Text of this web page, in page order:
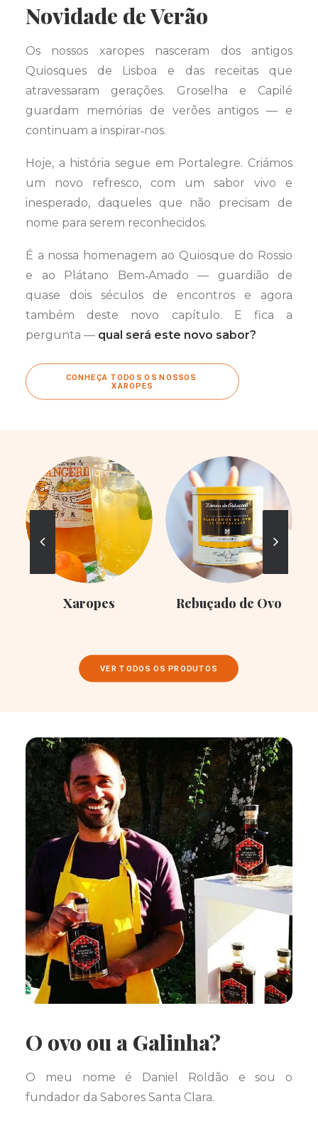
Novidade de Verão
Os nossos xaropes nasceram dos antigos
Quiosques de Lisboa e das receitas que
atravessaram gerações. Groselha e Capilé
guardam memórias de verões antigos — e
continuam a inspirar‑nos.
Hoje, a história segue em Portalegre. Criámos
um novo refresco, com um sabor vivo e
inesperado, daqueles que não precisam de
nome para serem reconhecidos.
É a nossa homenagem ao Quiosque do Rossio
e ao Plátano Bem‑Amado — guardião de
quase dois séculos de encontros e agora
também deste novo capítulo. E fica a
pergunta — qual será este novo sabor?
CONHEÇA TODOS OS NOSSOS
XAROPES
Xaropes Rebuçado de Ovo
VER TODOS OS PRODUTOS
O ovo ou a Galinha?
O meu nome é Daniel Roldão e sou o
fundador da Sabores Santa Clara.